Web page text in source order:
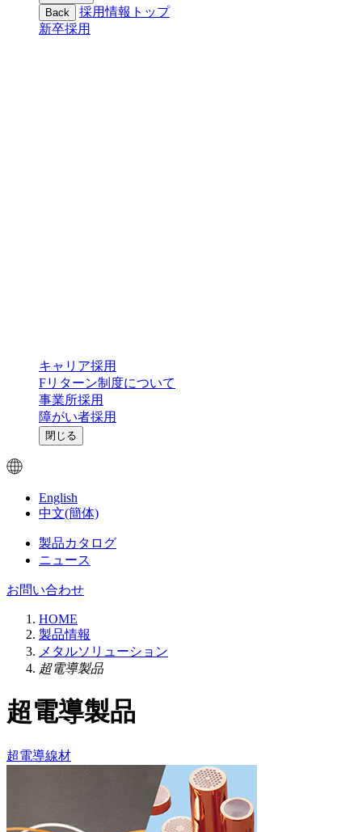
Back
採用情報トップ
新卒採用
キャリア採用
Fリターン制度について
事業所採用
障がい者採用
閉じる
English
中文(簡体)
製品カタログ
ニュース
お問い合わせ
HOME
製品情報
メタルソリューション
超電導製品
超電導製品
超電導線材